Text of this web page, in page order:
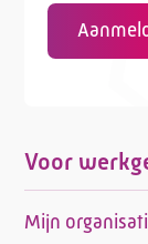
Voor
Mijn